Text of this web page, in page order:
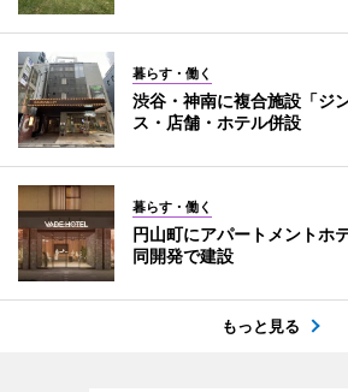
暮らす・働く
渋谷・神南に複合施設「ジ
ス・店舗・ホテル併設
暮らす・働く
円山町にアパートメント
同開発で建設
もっと見る